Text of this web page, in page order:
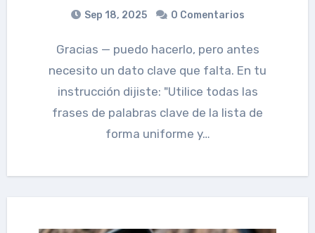
Sep 18, 2025 0 Comentarios
Gracias — puedo hacerlo, pero antes
necesito un dato clave que falta. En tu
instrucción dijiste: "Utilice todas las
frases de palabras clave de la lista de
forma uniforme y…